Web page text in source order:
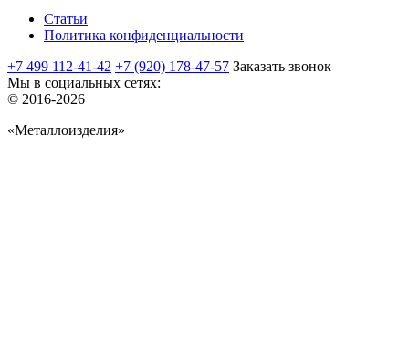
Статьи
Политика конфиденциальности
+7 499 112-41-42 +7 (920) 178-47-57 Заказать звонок
Мы в социальных сетях:
© 2016-2026
«Металлоизделия»